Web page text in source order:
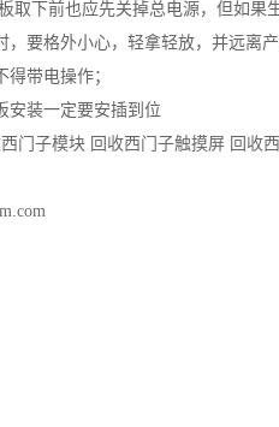
取下前也应先关掉总电源，但如
，要格外小心，轻拿轻放，并远离
得带电操作；
安装一定要安插到位
门子模块 回收西门子触摸屏 回收